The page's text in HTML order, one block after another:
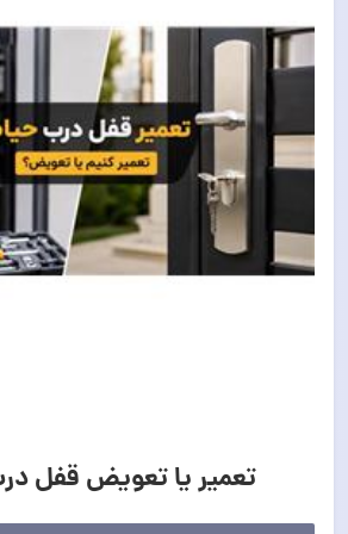
تعمیر یا تعویض قفل